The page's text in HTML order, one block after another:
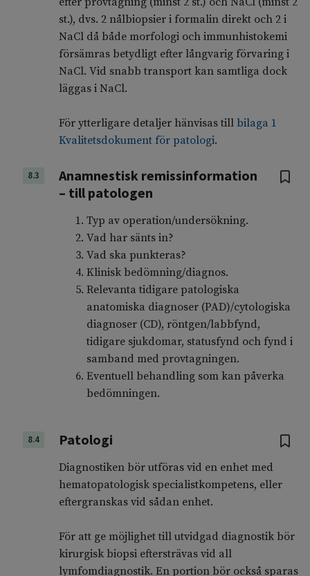
st.), dvs. 2 nålbiopsier i formalin direkt och 2 i
NaCl då både morfologi och immunhistokemi
försämras betydligt efter långvarig förvaring i
NaCl. Vid snabb transport kan samtliga dock
läggas i NaCl.
För ytterligare detaljer hänvisas till bilaga 1
Kvalitetsdokument för patologi.
8.3
Anamnestisk remissinformation
– till patologen
Typ av operation/undersökning.
Vad har sänts in?
Vad ska punkteras?
Klinisk bedömning/diagnos.
Relevanta tidigare patologiska
anatomiska diagnoser (PAD)/cytologiska
diagnoser (CD), röntgen/labbfynd,
tidigare sjukdomar, statusfynd och fynd i
samband med provtagningen.
Eventuell behandling som kan påverka
bedömningen.
8.4 Patologi
Diagnostiken bör utföras vid en enhet med
hematopatologisk specialistkompetens, eller
eftergranskas vid sådan enhet.
För att ge möjlighet till utvidgad diagnostik bör
kirurgisk biopsi eftersträvas vid all
lymfomdiagnostik. En portion bör också sparas